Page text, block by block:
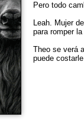
Pero todo
Leah. Mujer
para romper
Theo se verá
puede